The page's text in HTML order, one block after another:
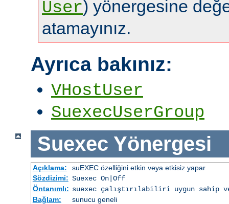
User) yönergesine
atamayınız.
Ayrıca bakınız:
VHostUser
SuexecUserGroup
Suexec Yönergesi
Açıklama:
suEXEC özelliğini etkin veya etkisiz yapar
Sözdizimi: Suexec On|Off
Öntanımlı: suexec çalıştırılabiliri uygun sahip
Bağlam:
sunucu geneli